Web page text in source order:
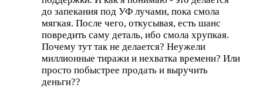
до запекания под УФ лучами, пока смола
мягкая. После чего, откусывая, есть шанс
повредить саму деталь, ибо смола хрупкая.
Почему тут так не делается? Неужели
миллионные тиражи и нехватка времени? Или
просто побыстрее продать и выручить
деньги??